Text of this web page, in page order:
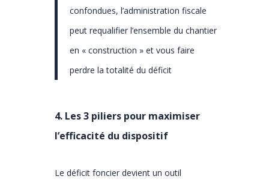
confondues, l’administration fiscale
peut requalifier l’ensemble du chantier
en « construction » et vous faire
perdre la totalité du déficit
4. Les 3 piliers pour maximiser
l’efficacité du dispositif
Le déficit foncier devient un outil